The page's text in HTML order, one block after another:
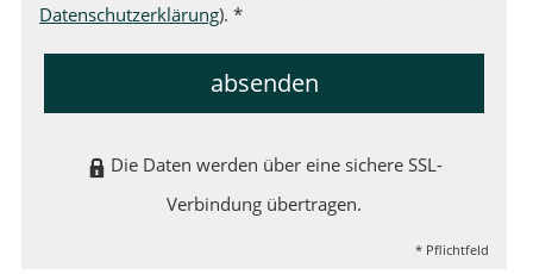
Datenschutzerklärung). *
absenden
Die Daten werden über eine sichere SSL-
Verbindung übertragen.
* Pflichtfeld